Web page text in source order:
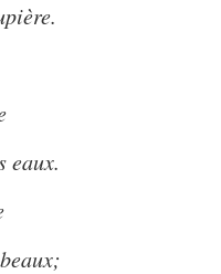
eaux.